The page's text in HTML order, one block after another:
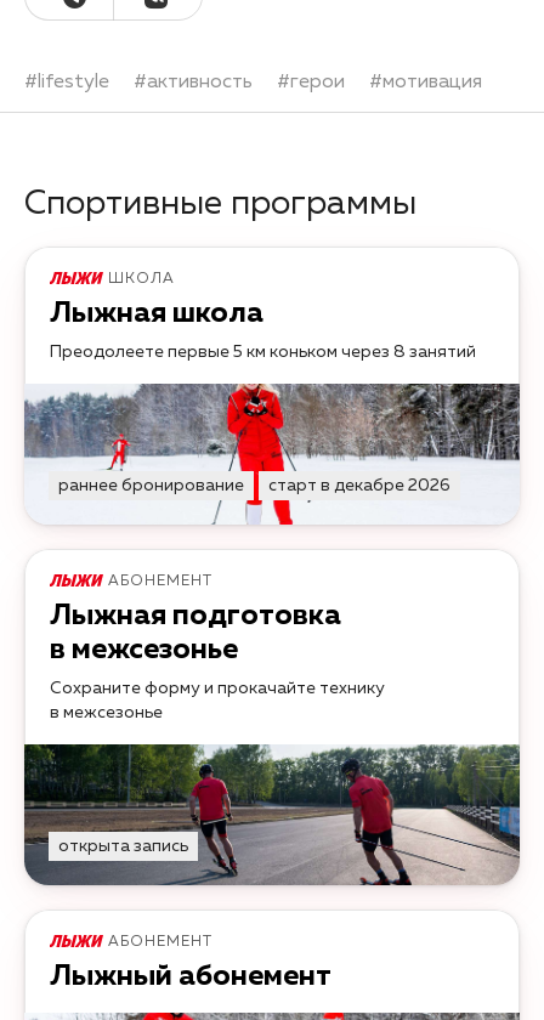
#lifestyle #активность #герои #мотивация
Спортивные программы
ШКОЛА
Лыжная школа
Преодолеете первые 5 км коньком через 8 занятий
раннее бронирование старт в декабре 2026
АБОНЕМЕНТ
Лыжная подготовка
в межсезонье
Сохраните форму и прокачайте технику
в межсезонье
открыта запись
АБОНЕМЕНТ
Лыжный абонемент